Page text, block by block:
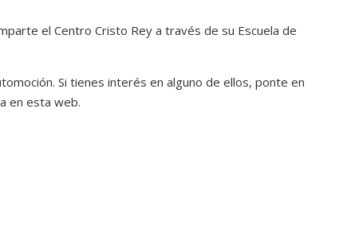
el Centro Cristo Rey a través de su Escuela de
Si tienes interés en alguno de ellos, ponte en
en esta web.